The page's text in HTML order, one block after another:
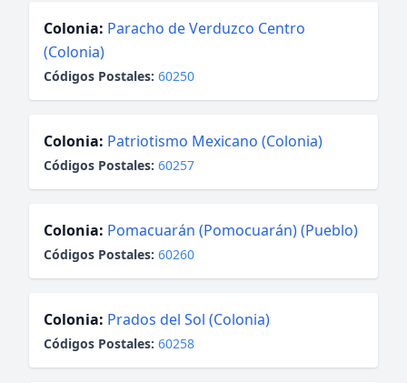
Colonia: Paracho de Verduzco Centro
(Colonia)
Códigos Postales: 60250
Colonia: Patriotismo Mexicano (Colonia)
Códigos Postales: 60257
Colonia: Pomacuarán (Pomocuarán) (Pueblo)
Códigos Postales: 60260
Colonia: Prados del Sol (Colonia)
Códigos Postales: 60258